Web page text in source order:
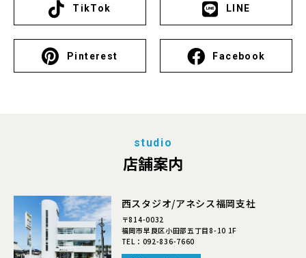
TikTok LINE
Pinterest Facebook
studio
店舗案内
西スタジオ/アネシス福岡支社
〒814-0032
福岡市早良区小田部五丁目8-10 1F
TEL： 092-836-7660